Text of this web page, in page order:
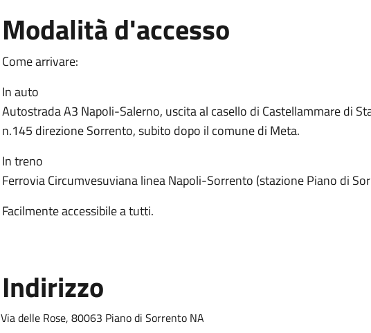
Modalità d'accesso
Come arrivare:
In auto
Autostrada A3 Napoli-Salerno, uscita al casello di Castellammare di
n.145 direzione Sorrento, subito dopo il comune di Meta.
In treno
Ferrovia Circumvesuviana linea Napoli-Sorrento (stazione Piano di
Facilmente accessibile a tutti.
Indirizzo
Via delle Rose, 80063 Piano di Sorrento NA